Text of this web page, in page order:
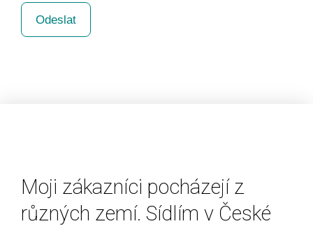
Moji zákazníci pocházejí z
různých zemí. Sídlím v České